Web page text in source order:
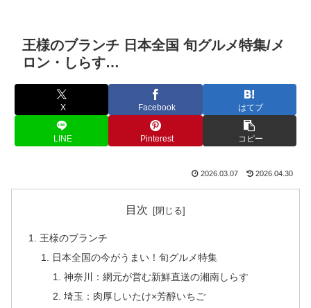
王様のブランチ 日本全国 旬グルメ特集/メ
ロン・しらす…
X Facebook はてブ
LINE Pinterest コピー
2026.03.07 2026.04.30
目次
王様のブランチ
日本全国の今がうまい！旬グルメ特集
神奈川：網元が営む新鮮直送の湘南しらす
埼玉：肉厚しいたけ×芳醇いちご